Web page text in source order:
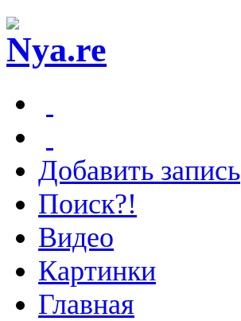
Добавить запись
Поиск?!
Видео
Картинки
Главная